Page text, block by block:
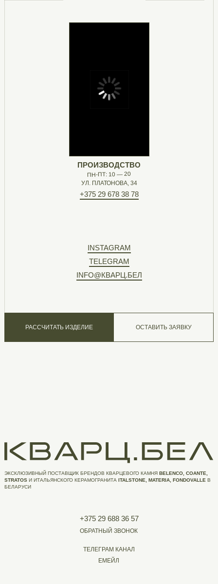
ПРОИЗВОДСТВО
ПН-ПТ: 10 — 20
УЛ. ПЛАТОНОВА, 34
+375 29 678 38 78
INFO@КВАРЦ.БЕЛ
TELEGRAM
INSTAGRAM
ОСТАВИТЬ ЗАЯВКУ
РАССЧИТАТЬ ИЗДЕЛИЕ
+375 29 688 36 57
ОБРАТНЫЙ ЗВОНОК
ТЕЛЕГРАМ КАНАЛ
ЕМЕЙЛ
ЭКСКЛЮЗИВНЫЙ ПОСТАВЩИК БРЕНДОВ КВАРЦЕВОГО КАМНЯ BELENCO, COANTE,
STRATOS И ИТАЛЬЯНСКОГО КЕРАМОГРАНИТА ITALSTONE, MATERIA, FONDOVALLE В
БЕЛАРУСИ